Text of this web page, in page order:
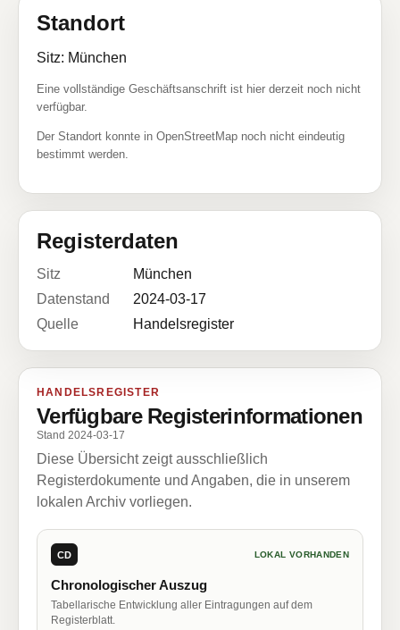
Standort
Sitz: München
Eine vollständige Geschäftsanschrift ist hier derzeit noch nicht
verfügbar.
Der Standort konnte in OpenStreetMap noch nicht eindeutig
bestimmt werden.
Registerdaten
Sitz
München
Datenstand
2024-03-17
Quelle
Handelsregister
HANDELSREGISTER
Verfügbare Registerinformationen
Stand 2024-03-17
Diese Übersicht zeigt ausschließlich
Registerdokumente und Angaben, die in unserem
lokalen Archiv vorliegen.
CD LOKAL VORHANDEN
Chronologischer Auszug
Tabellarische Entwicklung aller Eintragungen auf dem
Registerblatt.